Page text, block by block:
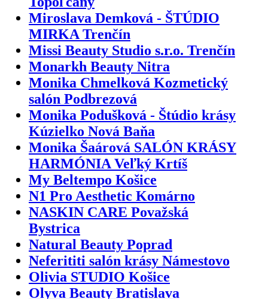
Miroslava Demková - ŠTÚDIO
MIRKA Trenčín
Missi Beauty Studio s.r.o. Trenčín
Monarkh Beauty Nitra
Monika Chmelková Kozmetický
salón Podbrezová
Monika Podušková - Štúdio krásy
Kúzielko Nová Baňa
Monika Šaárová SALÓN KRÁSY
HARMÓNIA Veľký Krtíš
My Beltempo Košice
N1 Pro Aesthetic Komárno
NASKIN CARE Považská
Bystrica
Natural Beauty Poprad
Neferititi salón krásy Námestovo
Olivia STUDIO Košice
Olyva Beauty Bratislava